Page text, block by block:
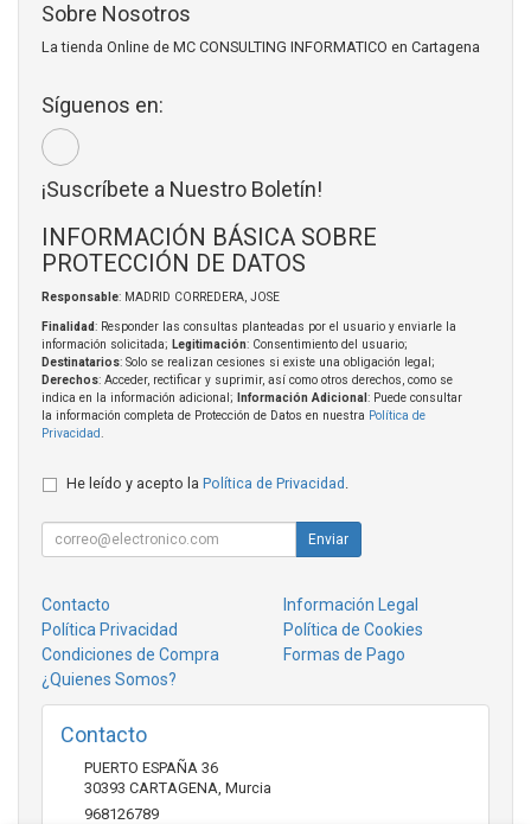
Sobre Nosotros
La tienda Online de MC CONSULTING INFORMATICO en Cartagena
Síguenos en:
¡Suscríbete a Nuestro Boletín!
INFORMACIÓN BÁSICA SOBRE
PROTECCIÓN DE DATOS
Responsable: MADRID CORREDERA, JOSE
Finalidad: Responder las consultas planteadas por el usuario y enviarle la
información solicitada; Legitimación: Consentimiento del usuario;
Destinatarios: Solo se realizan cesiones si existe una obligación legal;
Derechos: Acceder, rectificar y suprimir, así como otros derechos, como se
indica en la información adicional;
Información Adicional : Puede consultar
la información completa de Protección de Datos en nuestra Política de
Privacidad
He leído y acepto la Política de Privacidad .
Enviar
Contacto
Información Legal
Política Privacidad
Política de Cookies
Condiciones de Compra
Formas de Pago
¿Quienes Somos?
Contacto
PUERTO ESPAÑA 36
30393 CARTAGENA, Murcia
968126789